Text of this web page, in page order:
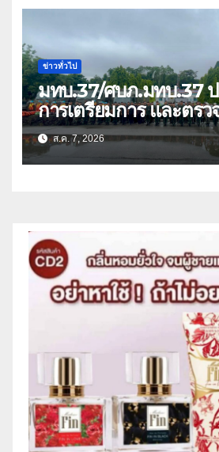
ข่าวทั่วไป
มทบ.37/ศบภ.มทบ.37
การเตรียมการ และตร
ด้านการบรรเทาสาธาร
ส.ค. 7, 2026